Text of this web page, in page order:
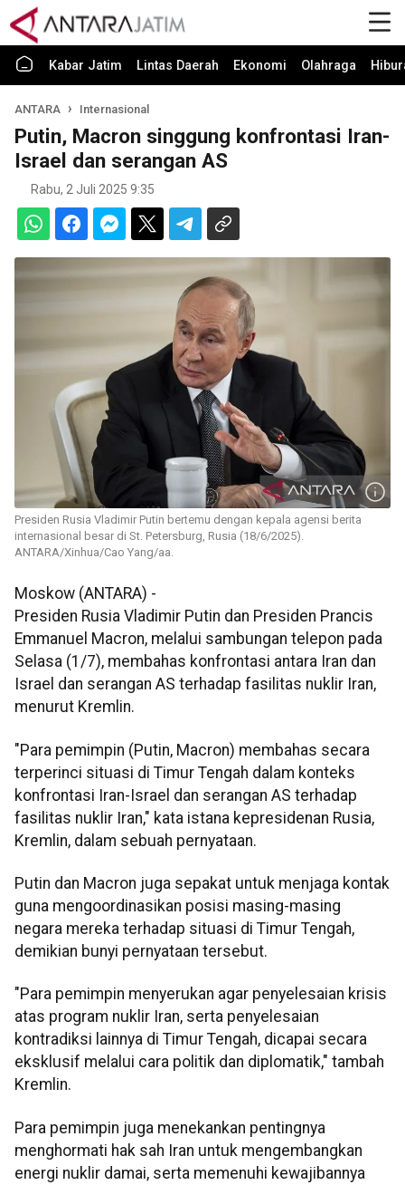
Kabar Jatim Lintas Daerah Ekonomi Olahraga
ANTARA Internasional
Putin, Macron singgung konfrontasi Iran-
Israel dan serangan AS
Rabu, 2 Juli 2025 9:35
Presiden Rusia Vladimir Putin bertemu dengan kepala agensi berita
internasional besar di St. Petersburg, Rusia (18/6/2025).
ANTARA/Xinhua/Cao Yang/aa.
Moskow (ANTARA) -
Presiden Rusia Vladimir Putin dan Presiden Prancis
Emmanuel Macron, melalui sambungan telepon pada
Selasa (1/7), membahas konfrontasi antara Iran dan
Israel dan serangan AS terhadap fasilitas nuklir Iran,
menurut Kremlin.
"Para pemimpin (Putin, Macron) membahas secara
terperinci situasi di Timur Tengah dalam konteks
konfrontasi Iran-Israel dan serangan AS terhadap
fasilitas nuklir Iran," kata istana kepresidenan Rusia,
Kremlin, dalam sebuah pernyataan.
Putin dan Macron juga sepakat untuk menjaga kontak
guna mengoordinasikan posisi masing-masing
negara mereka terhadap situasi di Timur Tengah,
demikian bunyi pernyataan tersebut.
"Para pemimpin menyerukan agar penyelesaian krisis
atas program nuklir Iran, serta penyelesaian
kontradiksi lainnya di Timur Tengah, dicapai secara
eksklusif melalui cara politik dan diplomatik," tambah
Kremlin.
Para pemimpin juga menekankan pentingnya
menghormati hak sah Iran untuk mengembangkan
energi nuklir damai, serta memenuhi kewajibannya